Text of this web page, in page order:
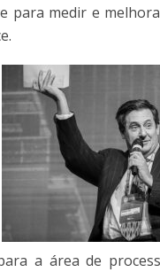
para medir e
a área de